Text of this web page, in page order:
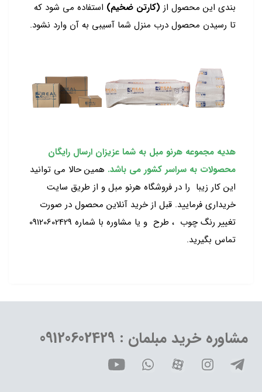
بندی این محصول از (کارتن ضخیم) استفاده می شود که
تا رسیدن محصول درب منزل شما آسیبی به آن وارد نشود.
هدیه مجموعه هرنو مبل به شما عزیزان ارسال رایگان
محصولات به سراسر کشور می باشد. همین حالا می توانید
این کار زیبا را در فروشگاه هرنو مبل و از طریق سایت
خریداری فرمایید. قبل از خرید آنلاین محصول در صورت
تغییر رنگ چوب ، طرح و یا مشاوره با شماره 09120602429
تماس بگیرید.
مشاوره خرید مبلمان : 09120602429